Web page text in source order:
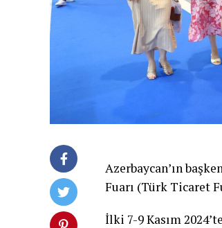
Azerbaycan’ın
Fuarı (Türk Ticaret
İlki 7-9 Kasım